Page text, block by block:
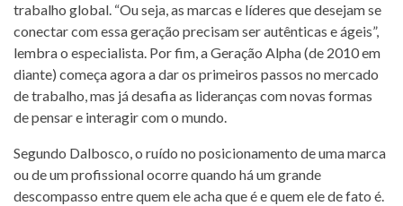
trabalho global. “Ou seja, as marcas e líderes que desejam se
conectar com essa geração precisam ser autênticas e ágeis”,
lembra o especialista. Por fim, a Geração Alpha (de 2010 em
diante) começa agora a dar os primeiros passos no mercado
de trabalho, mas já desafia as lideranças com novas formas
de pensar e interagir com o mundo.
Segundo Dalbosco, o ruído no posicionamento de uma marca
ou de um profissional ocorre quando há um grande
descompasso entre quem ele acha que é e quem ele de fato é.